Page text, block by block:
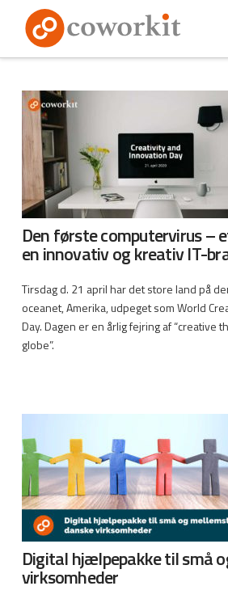
Den første computervirus –
en innovativ og kreativ IT-
Tirsdag d. 21 april har det store land på
oceanet, Amerika, udpeget som World
Day. Dagen er en årlig fejring af “creative
globe”.
Digital hjælpepakke til små
virksomheder